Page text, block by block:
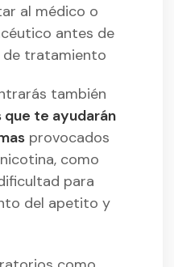
al médico o
antes de
de tratamiento
también
te ayudarán
provocados
como
para
del apetito y